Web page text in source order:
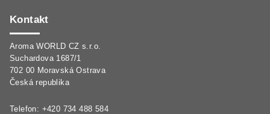
Kontakt
Aroma WORLD CZ s.r.o.
Suchardova 1687/1
702 00 Moravská Ostrava
Česká republika
Telefon: +420 734 488 584